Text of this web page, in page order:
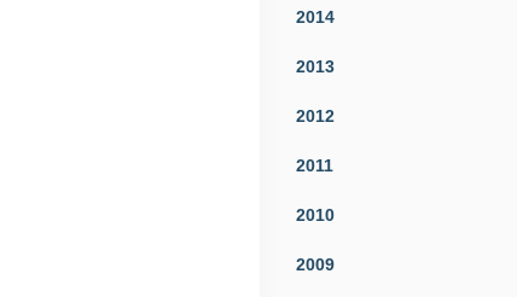
2014
2013
2012
2011
2010
2009